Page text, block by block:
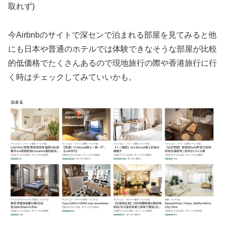
取れず)
今Airbnbのサイトで深センで泊まれる部屋を見てみると他
にも日本や普通のホテルでは体験できなそうな部屋が比較
的低価格でたくさんあるので現地旅行の際や香港旅行に行
く時はチェックしてみていいかも。